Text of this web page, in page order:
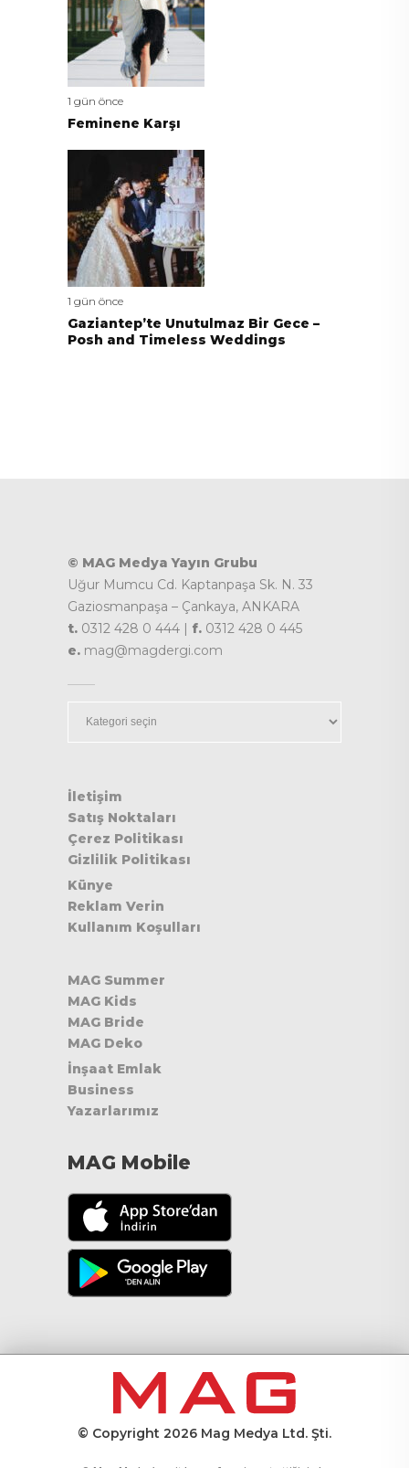
1 gün önce
Feminene Karşı
1 gün önce
Gaziantep’te Unutulmaz Bir Gece –
Posh and Timeless Weddings
© MAG Medya Yayın Grubu
Uğur Mumcu Cd. Kaptanpaşa Sk. N. 33
Gaziosmanpaşa – Çankaya, ANKARA
t. 0312 428 0 444 | f. 0312 428 0 445
e. mag@magdergi.com
İletişim
Satış Noktaları
Çerez Politikası
Gizlilik Politikası
Künye
Reklam Verin
Kullanım Koşulları
MAG Summer
MAG Kids
MAG Bride
MAG Deko
İnşaat Emlak
Business
Yazarlarımız
MAG Mobile
© Copyright 2026 Mag Medya Ltd. Şti.